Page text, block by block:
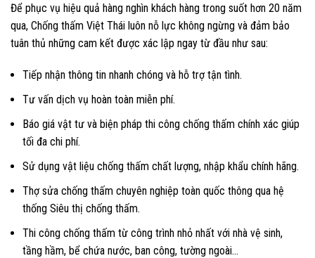
Để phục vụ hiệu quả hàng nghìn khách hàng trong suốt hơn 20 năm
qua, Chống thấm Việt Thái luôn nỗ lực không ngừng và đảm bảo
tuân thủ những cam kết được xác lập ngay từ đầu như sau:
Tiếp nhận thông tin nhanh chóng và hỗ trợ tận tình.
Tư vấn dịch vụ hoàn toàn miễn phí.
Báo giá vật tư và biện pháp thi công chống thấm chính xác giúp
tối đa chi phí.
Sử dụng vật liệu chống thấm chất lượng, nhập khẩu chính hãng.
Thợ sửa chống thấm chuyên nghiệp toàn quốc thông qua hệ
thống Siêu thị chống thấm.
Thi công chống thấm từ công trình nhỏ nhất với nhà vệ sinh,
tầng hầm, bể chứa nước, ban công, tường ngoài…